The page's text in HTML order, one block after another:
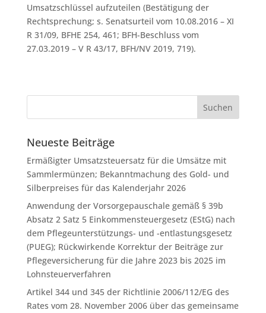
Umsatzschlüssel aufzuteilen (Bestätigung der
Rechtsprechung; s. Senatsurteil vom 10.08.2016 – XI
R 31/09, BFHE 254, 461; BFH-Beschluss vom
27.03.2019 – V R 43/17, BFH/NV 2019, 719).
Neueste Beiträge
Ermäßigter Umsatzsteuersatz für die Umsätze mit
Sammlermünzen; Bekanntmachung des Gold- und
Silberpreises für das Kalenderjahr 2026
Anwendung der Vorsorgepauschale gemäß § 39b
Absatz 2 Satz 5 Einkommensteuergesetz (EStG) nach
dem Pflegeunterstützungs- und -entlastungsgesetz
(PUEG); Rückwirkende Korrektur der Beiträge zur
Pflegeversicherung für die Jahre 2023 bis 2025 im
Lohnsteuerverfahren
Artikel 344 und 345 der Richtlinie 2006/112/EG des
Rates vom 28. November 2006 über das gemeinsame